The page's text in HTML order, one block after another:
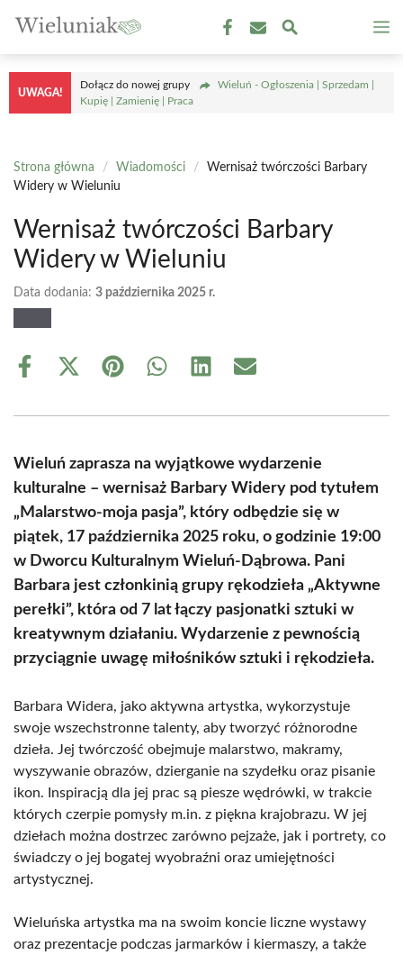
treści
UWAGA!
Dołącz do nowej grupy
Wieluń - Ogłoszenia | Sprzedam |
Kupię | Zamienię | Praca
Strona główna / Wiadomości /
Wernisaż twórczości Barbary
Widery w Wieluniu
Wernisaż twórczości Barbary
Widery w Wieluniu
Data dodania: 3 października 2025 r.
Share
Share
(Twitter)
Share Share Share Share
Wieluń zaprasza na wyjątkowe wydarzenie
kulturalne – wernisaż Barbary Widery pod tytułem
„Malarstwo-moja pasja”, który odbędzie się w
piątek, 17 października 2025 roku, o godzinie 19:00
w Dworcu Kulturalnym Wieluń-Dąbrowa. Pani
Barbara jest członkinią grupy rękodzieła „Aktywne
perełki”, która od 7 lat łączy pasjonatki sztuki w
kreatywnym działaniu. Wydarzenie z pewnością
przyciągnie uwagę miłośników sztuki i rękodzieła.
Barbara Widera, jako aktywna artystka, wykorzystuje
swoje wszechstronne talenty, aby tworzyć różnorodne
dzieła. Jej twórczość obejmuje malarstwo, makramy,
wyszywanie obrazów, dzierganie na szydełku oraz pisanie
ikon. Inspiracją dla jej prac są piesze wędrówki, w trakcie
których czerpie pomysły m.in. z piękna krajobrazu. W jej
dziełach można dostrzec zarówno pejzaże, jak i portrety, co
świadczy o jej bogatej wyobraźni oraz umiejętności
artystycznej.
Wieluńska artystka ma na swoim koncie liczne wystawy
oraz prezentacje podczas jarmarków i kiermaszy, a także